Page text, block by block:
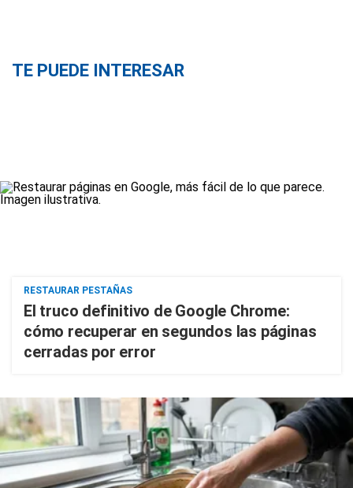
TE PUEDE INTERESAR
RESTAURAR PESTAÑAS
El truco definitivo de Google Chrome:
cómo recuperar en segundos las páginas
cerradas por error